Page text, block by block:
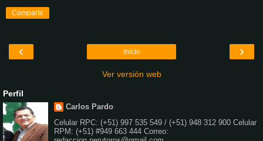
Compartir
‹ ›
Inicio
Ver versión web
Perfil
Carlos Pardo
Celular RPC: (+51) 997 535 549 / (+51) 948 312 900 Celular
RPM: (+51) #949 663 444 Correo: